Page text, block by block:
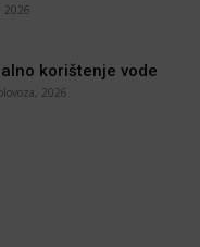
2026
korištenje vode
2026